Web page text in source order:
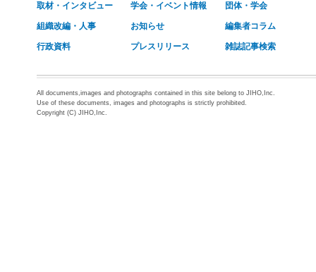
取材・インタビュー 学会・イベント情報 団体・学会
組織改編・人事 お知らせ 編集者コラム
行政資料 プレスリリース 雑誌記事検索
All documents,images and photographs contained in this site belong to JIHO,Inc.
Use of these documents, images and photographs is strictly prohibited.
Copyright (C) JIHO,Inc.